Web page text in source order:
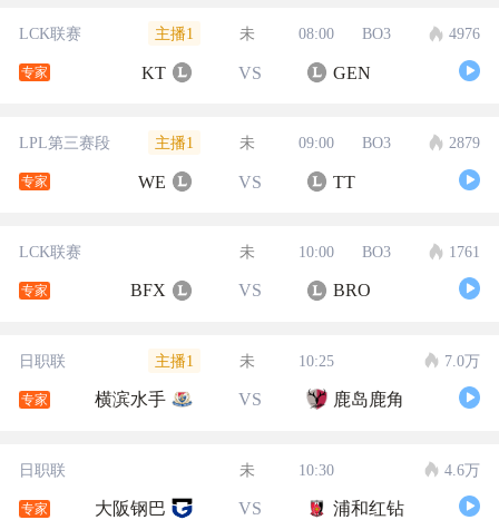
LCK联赛 主播1 未 08:00 BO3 4976
专家 KT VS GEN
LPL第三赛段 主播1 未 09:00 BO3 2879
专家 WE VS TT
LCK联赛 未 10:00 BO3 1761
专家 BFX VS BRO
日职联 主播1 未 10:25 7.0万
专家 横滨水手 VS 鹿岛鹿角
日职联 未 10:30 4.6万
专家 大阪钢巴 VS 浦和红钻